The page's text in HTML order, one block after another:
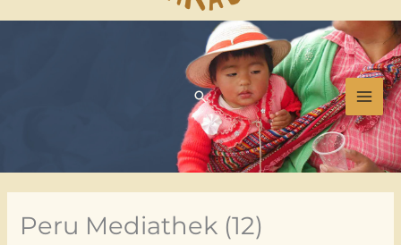
Suchen
Peru Mediathek (12)